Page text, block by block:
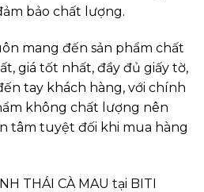
bảo chất lượng.
mang đến sản phẩm chất
giá tốt nhất, đầy đủ giấy tờ,
tay khách hàng, với chính
không chất lượng nên
tâm tuyệt đối khi mua hàng
THÁI CÀ MAU tại BITI